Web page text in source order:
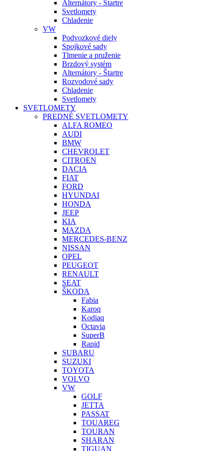
Alternátory - Štartre
Svetlomety
Chladenie
VW
Podvozkové diely
Spojkové sady
Tlmenie a pruženie
Brzdový systém
Alternátory - Štartre
Rozvodové sady
Chladenie
Svetlomety
SVETLOMETY
PREDNÉ SVETLOMETY
ALFA ROMEO
AUDI
BMW
CHEVROLET
CITROEN
DACIA
FIAT
FORD
HYUNDAI
HONDA
JEEP
KIA
MAZDA
MERCEDES-BENZ
NISSAN
OPEL
PEUGEOT
RENAULT
SEAT
ŠKODA
Fabia
Karoq
Kodiaq
Octavia
SuperB
Rapid
SUBARU
SUZUKI
TOYOTA
VOLVO
VW
GOLF
JETTA
PASSAT
TOUAREG
TOURAN
SHARAN
TIGUAN